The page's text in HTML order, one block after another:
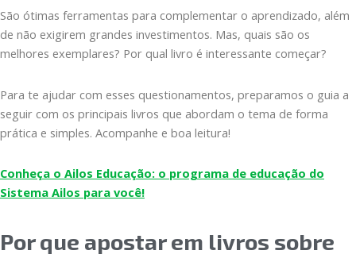
São ótimas ferramentas para complementar o aprendizado, além
de não exigirem grandes investimentos. Mas, quais são os
melhores exemplares? Por qual livro é interessante começar?
Para te ajudar com esses questionamentos, preparamos o guia a
seguir com os principais livros que abordam o tema de forma
prática e simples. Acompanhe e boa leitura!
Conheça o Ailos Educação: o programa de educação do
Sistema Ailos para você!
Por que apostar em livros sobre